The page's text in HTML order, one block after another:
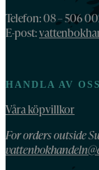
Telefon: 08 – 506
E-post:
HANDLA AV OSS
Våra köpvillkor
For orders outside